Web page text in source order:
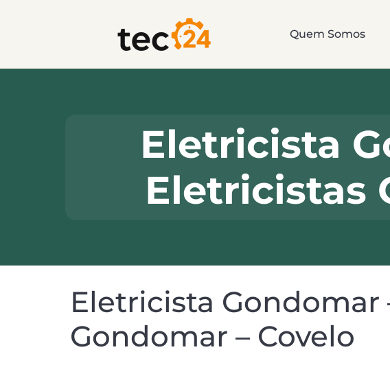
Quem Somos
Eletricista
Eletricistas
Eletricista Gondomar
Gondomar – Covelo